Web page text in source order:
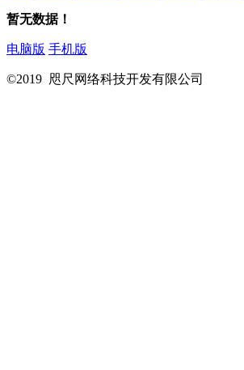
暂无数据！
电脑版 手机版
©2019 咫尺网络科技开发有限公司